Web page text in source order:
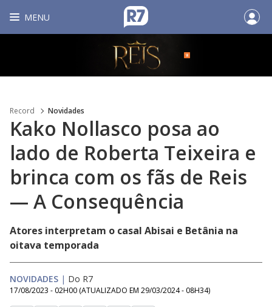
MENU
Record Novidades
Kako Nollasco posa ao
lado de Roberta Teixeira e
brinca com os fãs de Reis
— A Consequência
Atores interpretam o casal Abisai e Betânia na
oitava temporada
NOVIDADES | Do R7
17/08/2023 - 02H00 (ATUALIZADO EM 29/03/2024 - 08H34)